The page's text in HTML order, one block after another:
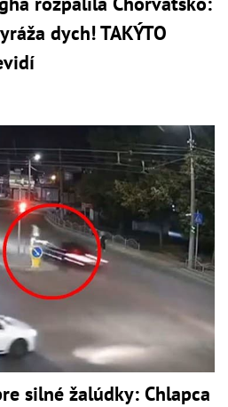
dych! TAKÝTO
silné žalúdky: Chlapca